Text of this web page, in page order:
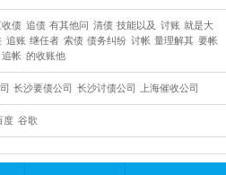
收债 追债 有其他问 清债 技能以及 讨账 就是大
追账 继任者 索债 债务纠纷 讨帐 量理解其 要帐
追帐 的收账他
长沙要债公司 ​长沙讨债公司 上海催收公司
度 谷歌